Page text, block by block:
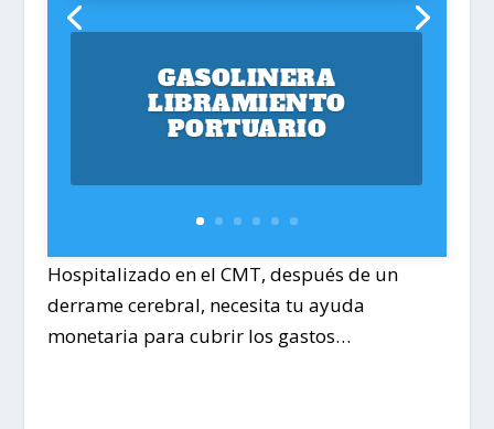
GASOLINERA
LIBRAMIENTO
PORTUARIO
Hospitalizado en el CMT, después de un
derrame cerebral, necesita tu ayuda
monetaria para cubrir los gastos…